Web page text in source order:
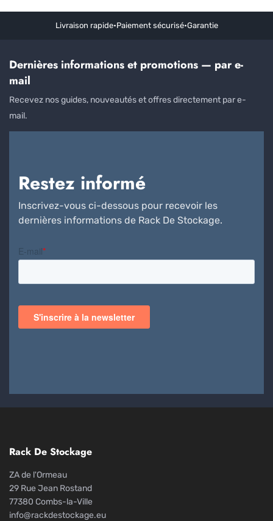
Livraison rapide•Paiement sécurisé•Garantie
Dernières informations et promotions — par e-
mail
Recevez nos guides, nouveautés et offres directement par e-
mail.
Restez informé
Inscrivez-vous ci-dessous pour recevoir les
dernières informations de Rack De Stockage.
Rack De Stockage
ZA de l'Ormeau
29 Rue Jean Rostand
77380 Combs-la-Ville
info@rackdestockage.eu